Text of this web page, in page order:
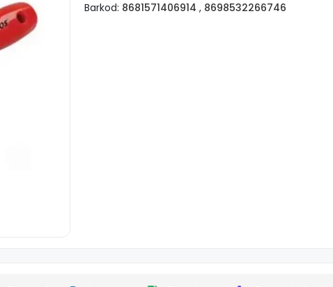
Barkod: 8681571406914 , 8698532266746